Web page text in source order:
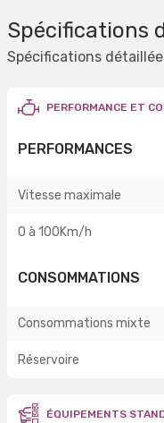
Spécifications
Spécifications
PERFORMANCE ET
PERFORMANCES
Vitesse maximale
0 à 100Km/h
CONSOMMATIONS
Consommations mixte
Réservoire
ÉQUIPEMENTS